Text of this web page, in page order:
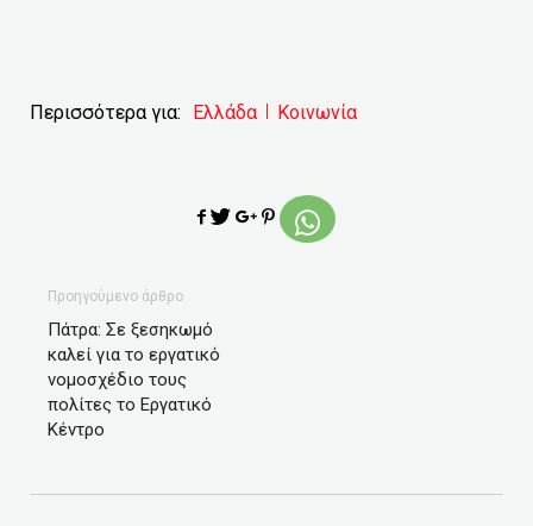
Περισσότερα για: Ελλάδα Κοινωνία
Προηγούμενο άρθρο
Πάτρα: Σε ξεσηκωμό
καλεί για το εργατικό
νομοσχέδιο τους
πολίτες το Εργατικό
Κέντρο